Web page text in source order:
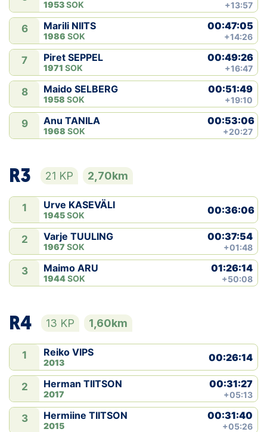
1953SOK +13:57
6 Marili NIITS
1986 SOK
00:47:05
+14:26
7 Piret SEPPEL
1971 SOK
00:49:26
+16:47
8 Maido SELBERG
1958 SOK
00:51:49
+19:10
9 Anu TANILA
1968 SOK
00:53:06
+20:27
R3 21 KP 2,70km
1 Urve KASEVÄLI
1945SOK 00:36:06
2 Varje TUULING
1967 SOK
00:37:54
+01:48
3 Maimo ARU
1944SOK
01:26:14
+50:08
R4 13 KP 1,60km
1 Reiko VIPS
2013 00:26:14
2 Herman TIITSON
2017
00:31:27
+05:13
3 Hermiine TIITSON
2015
00:31:40
+05:26